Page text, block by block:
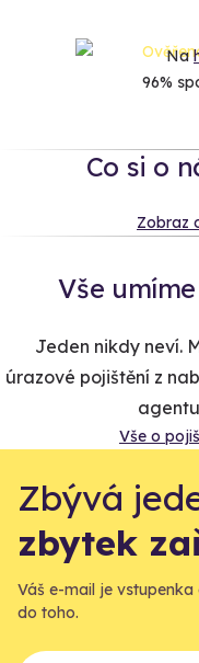
Na
96%
Co si o
Zobraz
Vše
Jeden nikdy neví.
úrazové pojištění z
Vše o
Zbývá
zbytek
Váš e-mail je
do toho.